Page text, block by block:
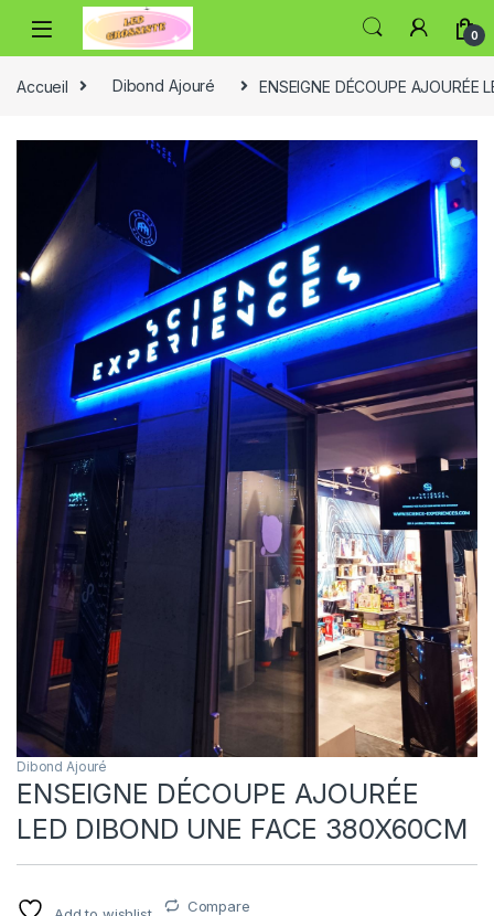
0
Accueil Dibond Ajouré ENSEIGNE DÉCOUPE AJOURÉE
Dibond Ajouré
ENSEIGNE DÉCOUPE AJOURÉE
LED DIBOND UNE FACE 380X60CM
Compare